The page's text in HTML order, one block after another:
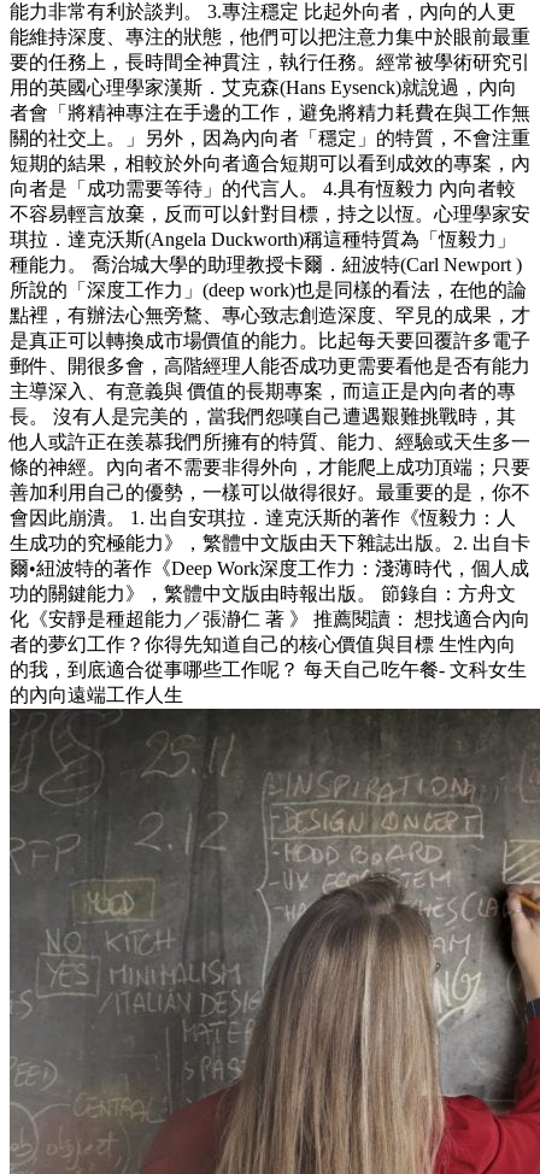
能力非常有利於談判。 3.專注穩定 比起外向者，內向的人更
能維持深度、專注的狀態，他們可以把注意力集中於眼前最重
要的任務上，長時間全神貫注，執行任務。經常被學術研究引
用的英國心理學家漢斯．艾克森(Hans Eysenck)就說過，內向
者會「將精神專注在手邊的工作，避免將精力耗費在與工作無
關的社交上。」另外，因為內向者「穩定」的特質，不會注重
短期的結果，相較於外向者適合短期可以看到成效的專案，內
向者是「成功需要等待」的代言人。 4.具有恆毅力 內向者較
不容易輕言放棄，反而可以針對目標，持之以恆。心理學家安
琪拉．達克沃斯(Angela Duckworth)稱這種特質為「恆毅力」
種能力。 喬治城大學的助理教授卡爾．紐波特(Carl Newport )
所說的「深度工作力」(deep work)也是同樣的看法，在他的論
點裡，有辦法心無旁鶩、專心致志創造深度、罕見的成果，才
是真正可以轉換成市場價值的能力。比起每天要回覆許多電子
郵件、開很多會，高階經理人能否成功更需要看他是否有能力
主導深入、有意義與 價值的長期專案，而這正是內向者的專
長。 沒有人是完美的，當我們怨嘆自己遭遇艱難挑戰時，其
他人或許正在羨慕我們所擁有的特質、能力、經驗或天生多一
條的神經。內向者不需要非得外向，才能爬上成功頂端；只要
善加利用自己的優勢，一樣可以做得很好。最重要的是，你不
會因此崩潰。 1. 出自安琪拉．達克沃斯的著作《恆毅力：人
生成功的究極能力》，繁體中文版由天下雜誌出版。2. 出自卡
爾•紐波特的著作《Deep Work深度工作力：淺薄時代，個人成
功的關鍵能力》，繁體中文版由時報出版。 節錄自：方舟文
化《安靜是種超能力／張瀞仁 著 》 推薦閱讀： 想找適合內向
者的夢幻工作？你得先知道自己的核心價值與目標 生性內向
的我，到底適合從事哪些工作呢？ 每天自己吃午餐- 文科女生
的內向遠端工作人生